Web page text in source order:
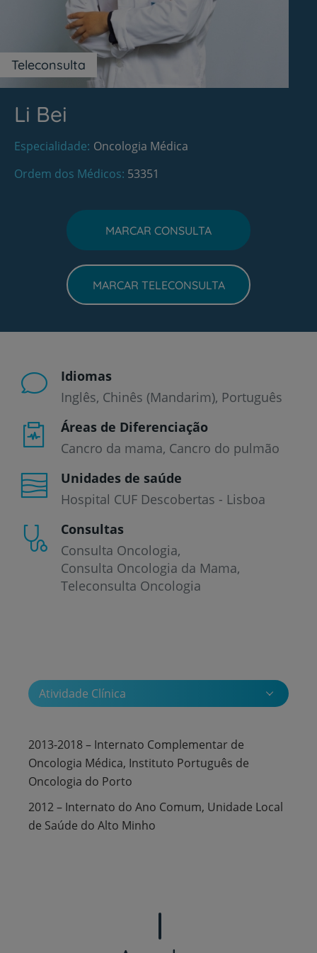
Teleconsulta
Li Bei
Especialidade Oncologia Médica
Ordem dos Médicos 53351
MARCAR CONSULTA
MARCAR TELECONSULTA
Idiomas
Inglês Chinês (Mandarim) Português
Áreas de Diferenciação
Cancro da mama, Cancro do pulmão
Unidades de saúde
Hospital CUF Descobertas - Lisboa
Consultas
Consulta Oncologia
Consulta Oncologia da Mama
Teleconsulta Oncologia
Atividade Clínica
2013-2018 – Internato Complementar de
Oncologia Médica, Instituto Português de
Oncologia do Porto
2012 – Internato do Ano Comum, Unidade Local
de Saúde do Alto Minho